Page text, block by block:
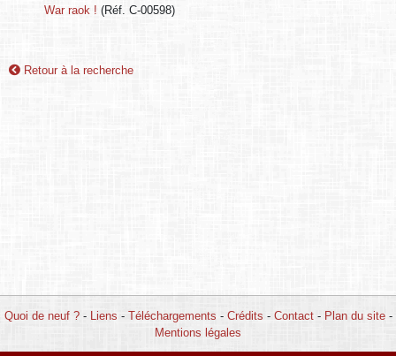
War raok ! (Réf. C-00598)
Retour à la recherche
Quoi de neuf ?- Liens - Téléchargements - Crédits - Contact- Plan du site-
Mentions légales